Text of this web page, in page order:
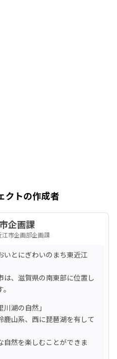
クトの作成者
企画課
江市企画部企画課
いとにぎわいのまち東近江
は、滋賀県の南東部に位置し
川湖の自然」
鹿山系、西に琵琶湖を有して
自然を楽しむことができま